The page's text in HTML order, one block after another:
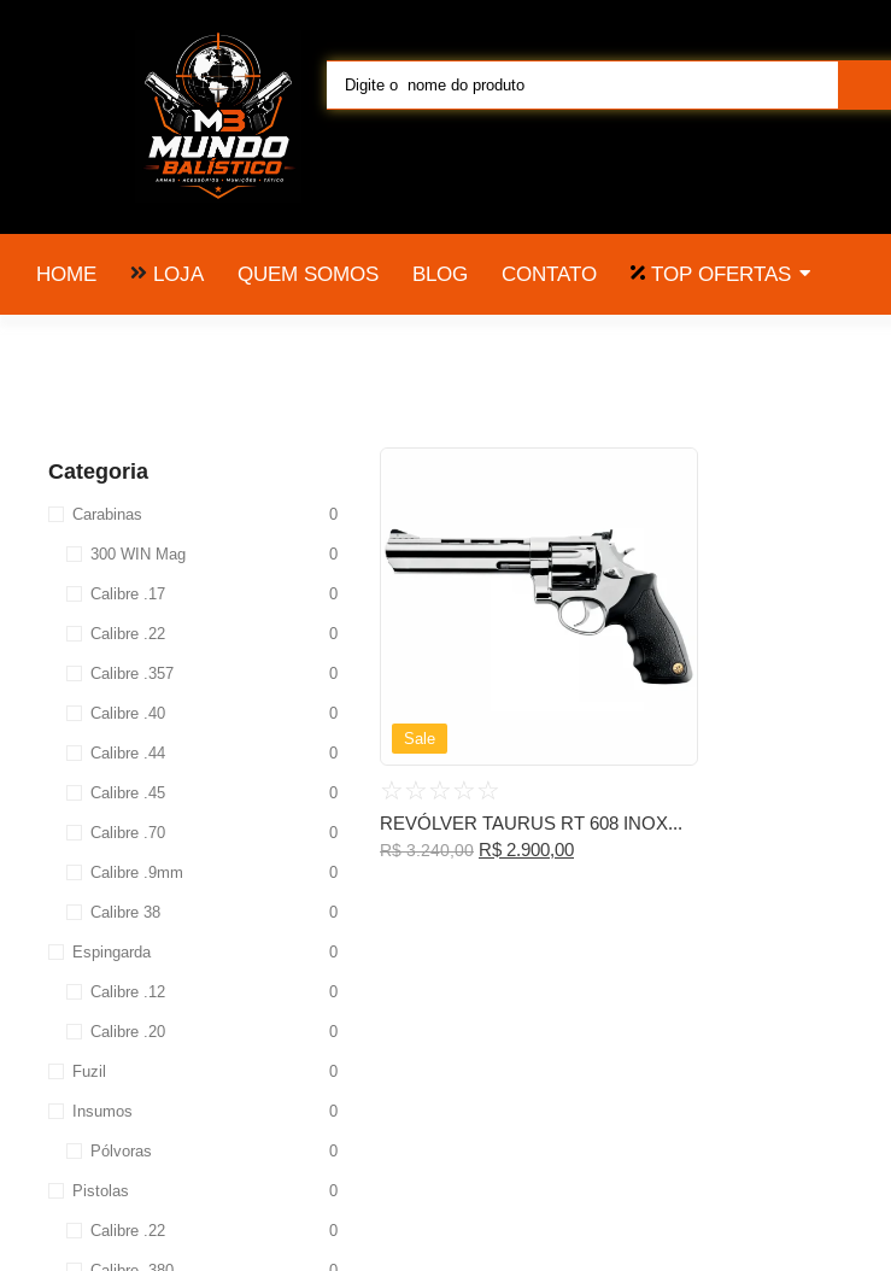
HOME LOJA QUEM SOMOS BLOG CONTATO TOP OFERTAS
Categoria
Carabinas 0
300 WIN Mag 0
Calibre .17 0
Calibre .22 0
Calibre .357 0
Calibre .40 0
Calibre .44 0
Calibre .45 0
Calibre .70 0
Calibre .9mm 0
Calibre 38 0
Espingarda 0
Calibre .12 0
Calibre .20 0
Fuzil 0
Insumos 0
Pólvoras 0
Pistolas 0
Calibre .22 0
Sale
☆ ☆ ☆ ☆ ☆
REVÓLVER TAURUS RT 608 INOX...
R$3.240,00 R$ 2.900,00